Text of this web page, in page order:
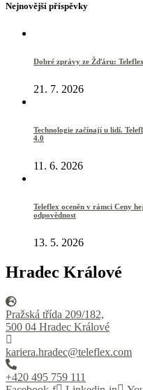
Nejnovější příspěvky
Dobré zprávy ze Žďáru:
21. 7. 2026
Technologie začínají u lidí.
4.0
11. 6. 2026
Teleflex oceněn v rámci Ceny
odpovědnost
13. 5. 2026
Hradec Králové
Pražská třída 209/182,
500 04 Hradec Králové
kariera.hradec@teleflex.com
+420 495 759 111